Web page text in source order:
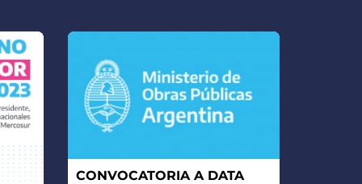
CONVOCATORIA A DATA